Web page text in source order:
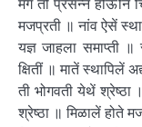
मजप्रती ॥ नांव ऐसें
यज्ञ जाहला समाप्ती
क्षितीं ॥ मातें स्थापिलें
ती भोगवती येथें श्रेष्ठा
श्रेष्ठा ॥ मिळालें होते